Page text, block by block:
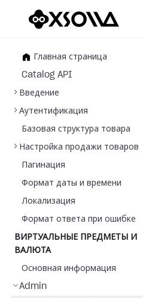
Главная страница
Catalog API
Введение
Аутентификация
Базовая структура товара
Настройка продажи товаров
Пагинация
Формат даты и времени
Локализация
Формат ответа при ошибке
ВИРТУАЛЬНЫЕ ПРЕДМЕТЫ И
ВАЛЮТА
Основная информация
Admin